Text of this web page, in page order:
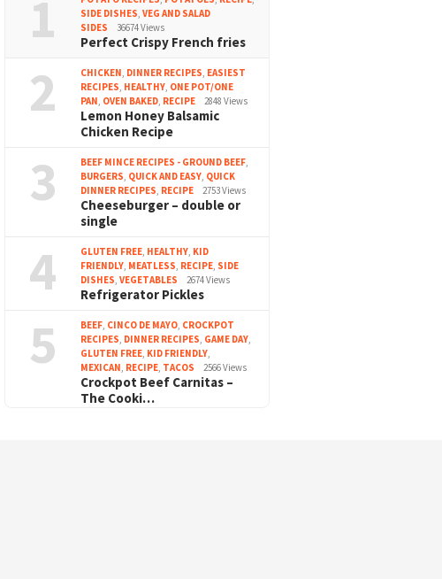
1
SIDE DISHES,VEG AND SALAD
SIDES
36674 Views
Perfect Crispy French fries
2 CHICKEN, DINNER RECIPES, EASIEST
RECIPES, HEALTHY, ONE POT/ONE
PAN, OVEN BAKED, RECIPE 2848 Views
Lemon Honey Balsamic
Chicken Recipe
3 BEEF MINCE RECIPES - GROUND BEEF,
BURGERS, QUICK AND EASY, QUICK
DINNER RECIPES, RECIPE 2753 Views
Cheeseburger – double or
single
4 GLUTEN FREE, HEALTHY, KID
FRIENDLY, MEATLESS, RECIPE, SIDE
DISHES,VEGETABLES 2674 Views
Refrigerator Pickles
5 BEEF, CINCO DE MAYO, CROCKPOT
RECIPES, DINNER RECIPES, GAME DAY,
GLUTEN FREE, KID FRIENDLY,
MEXICAN, RECIPE, TACOS 2566 Views
Crockpot Beef Carnitas –
The Cooki…